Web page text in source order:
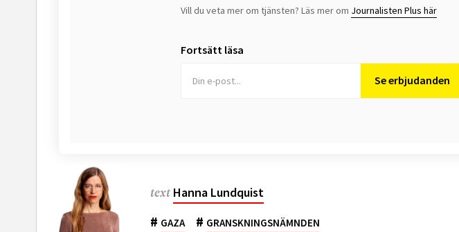
Vill du veta mer om tjänsten? Läs mer om Journalisten Plus här
Fortsätt läsa
Se erbjudanden
text Hanna Lundquist
# GAZA # GRANSKNINGSNÄMNDEN